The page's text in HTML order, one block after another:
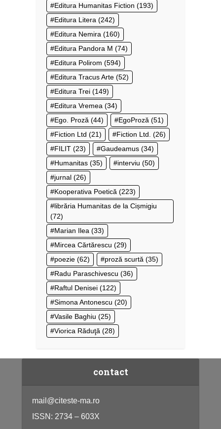
Editura Humanitas Fiction (193)
Editura Litera (242)
Editura Nemira (160)
Editura Pandora M (74)
Editura Polirom (594)
Editura Tracus Arte (52)
Editura Trei (149)
Editura Vremea (34)
Ego. Proză (44) EgoProză (51)
Fiction Ltd (21) Fiction Ltd. (26)
FILIT (23) Gaudeamus (34)
Humanitas (35) interviu (50)
jurnal (26)
Kooperativa Poetică (223)
librăria Humanitas de la Cișmigiu
(72)
Marian Ilea (33)
Mircea Cărtărescu (29)
poezie (62) proză scurtă (35)
Radu Paraschivescu (36)
Raftul Denisei (122)
Simona Antonescu (20)
Vasile Baghiu (25)
Viorica Răduţă (28)
contact
mail@citeste-ma.ro
ISSN: 2734 – 603X